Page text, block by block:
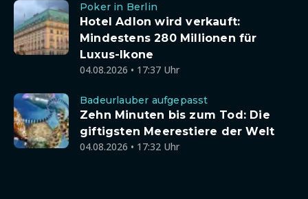
Poker in Berlin
Hotel Adlon wird verkauft:
Mindestens 280 Millionen für
Luxus-Ikone
04.08.2026 • 17:37 Uhr
Badeurlauber aufgepasst
Zehn Minuten bis zum Tod: Die
giftigsten Meerestiere der Welt
04.08.2026 • 17:32 Uhr